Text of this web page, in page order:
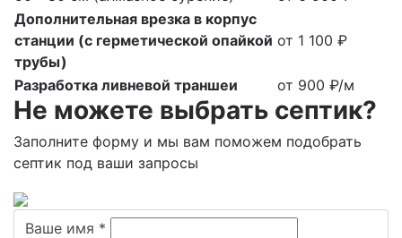
Дополнительная врезка в корпус
станции (с герметической опайкой
трубы)
от 1 100 ₽
Разработка ливневой траншеи от 900 ₽/м
Не можете выбрать септик?
Заполните форму и мы вам поможем подобрать
септик под ваши запросы
Ваше имя *